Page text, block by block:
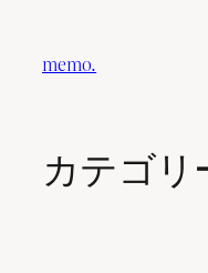
memo.
カテゴリ